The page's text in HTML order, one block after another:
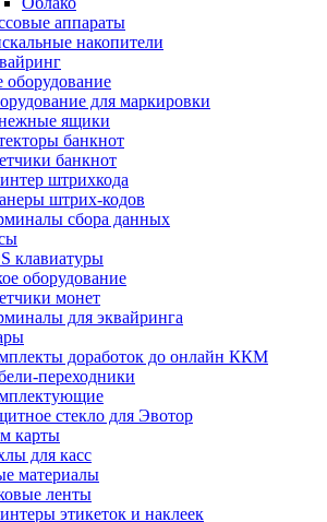
аппараты
накопители
оборудование
для маркировки
ящики
банкнот
банкнот
штрихкода
штрих-кодов
сбора данных
клавиатуры
оборудование
монет
для эквайринга
доработок до онлайн ККМ
переходники
стекло для Эвотор
карты
для касс
материалы
ленты
этикеток и наклеек